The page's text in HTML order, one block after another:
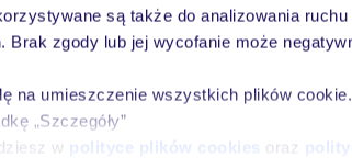
są także do analizowania
zgody lub jej wycofanie może
na umieszczenie wszystkich plików
„Szczegóły”
w polityce plików cookies oraz